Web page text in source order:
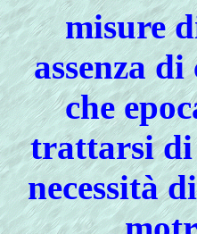
misure
assenza
che
trattarsi di
necessità